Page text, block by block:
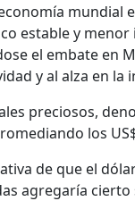
mundial
estable y
el embate en
y al alza en la
preciosos,
los
de que el
agregaría